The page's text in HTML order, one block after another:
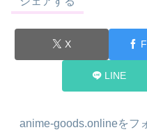
X
LINE
anime-goods.onlineをフ